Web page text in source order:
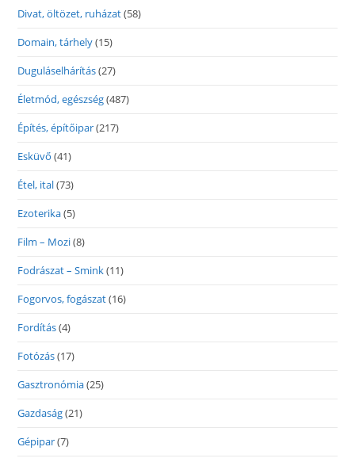
Divat, öltözet, ruházat(58)
Domain, tárhely(15)
Duguláselhárítás(27)
Életmód, egészség(487)
Építés, építőipar(217)
Esküvő (41)
Étel, ital(73)
Ezoterika(5)
Film – Mozi(8)
Fodrászat – Smink(11)
Fogorvos, fogászat(16)
Fordítás(4)
Fotózás(17)
Gasztronómia(25)
Gazdaság(21)
Gépipar(7)